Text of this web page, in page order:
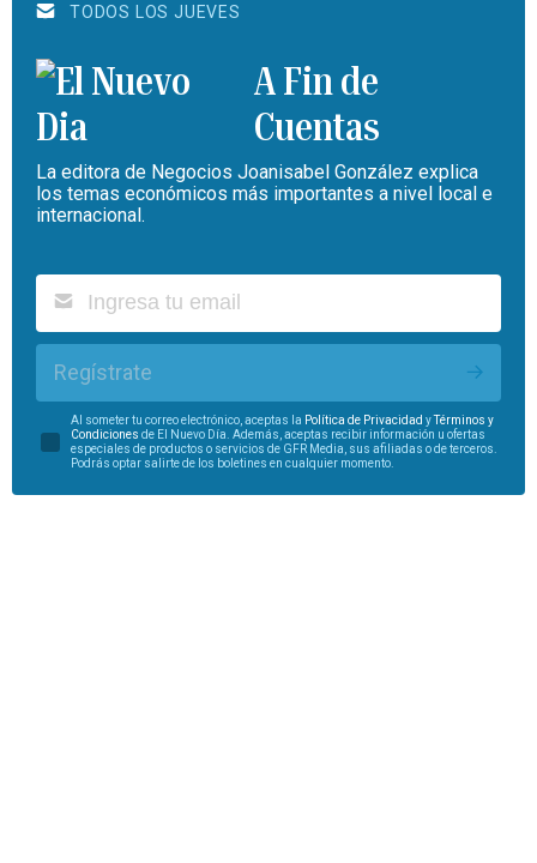
TODOS LOS JUEVES
A Fin de
Cuentas
La editora de Negocios Joanisabel González explica
los temas económicos más importantes a nivel local e
internacional.
Regístrate
Al someter tu correo electrónico, aceptas la Política de Privacidad yTérminos y
Condiciones de El Nuevo Día. Además, aceptas recibir información u ofertas
especiales de productos o servicios de GFR Media, sus afiliadas o de terceros.
Podrás optar salirte de los boletines en cualquier momento.